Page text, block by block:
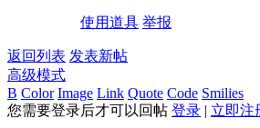
使用道具 举报
返回列表 发表新帖
高级模式
B Color Image Link Quote Code Smilies
您需要登录后才可以回帖 登录 | 立即注